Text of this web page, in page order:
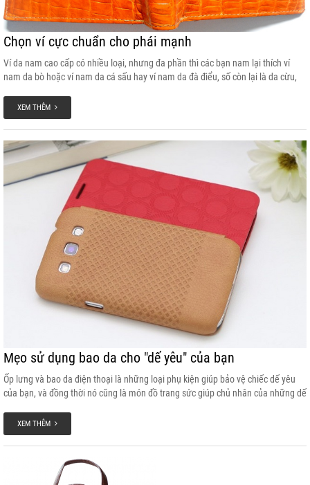
Chọn ví cực chuẩn cho phái mạnh
Ví da nam cao cấp có nhiều loại, nhưng đa phần thì các bạn nam lại thích ví
nam da bò hoặc ví nam da cá sấu hay ví nam da đà điểu, số còn lại là da cừu,
khi lựa ví da đều chọn loại gấp lại bỏ túi, đây cũng chính là mẫu được bán rất
nhiều trên thị trường.
XEM THÊM
Mẹo sử dụng bao da cho "dế yêu" của bạn
Ốp lưng và bao da điện thoại là những loại phụ kiện giúp bảo vệ chiếc dế yêu
của bạn, và đồng thời nó cũng là món đồ trang sức giúp chủ nhân của những dế
sử dụng ốp lưng và bao da điện thoại.
XEM THÊM